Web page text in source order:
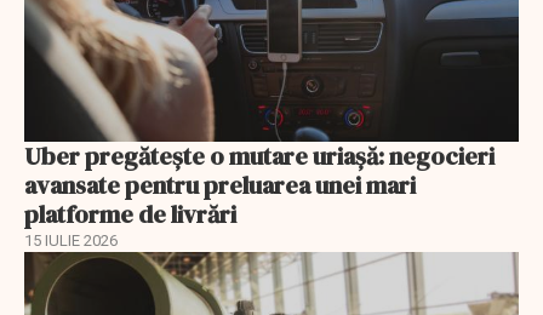
Uber pregătește o mutare uriașă: negocieri
avansate pentru preluarea unei mari
platforme de livrări
15 IULIE 2026